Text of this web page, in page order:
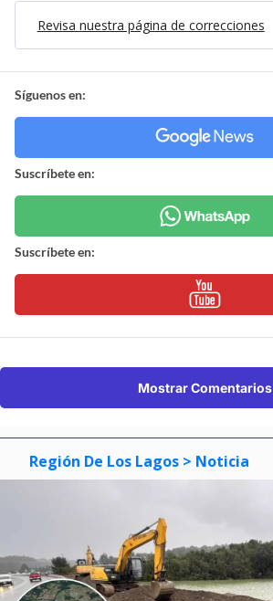
Revisa nuestra página de correcciones
Síguenos en:
Suscríbete en:
Suscríbete en:
Mostrar Comentarios
Región De Los Lagos > Noticia